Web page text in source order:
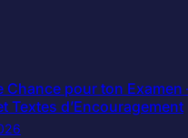
Chance pour ton
Textes d’Encouragement